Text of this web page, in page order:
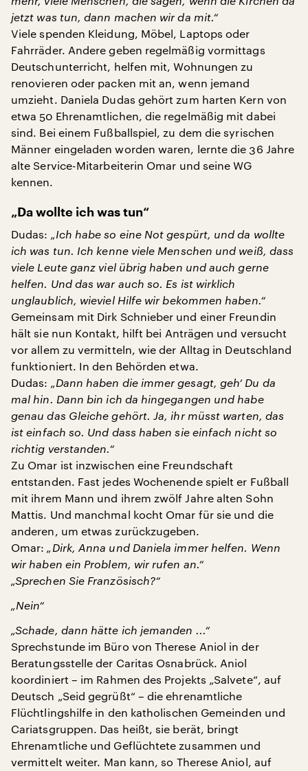
jetzt was tun, dann machen wir da mit.“
Viele spenden Kleidung, Möbel, Laptops oder
Fahrräder. Andere geben regelmäßig vormittags
Deutschunterricht, helfen mit, Wohnungen zu
renovieren oder packen mit an, wenn jemand
umzieht. Daniela Dudas gehört zum harten Kern von
etwa 50 Ehrenamtlichen, die regelmäßig mit dabei
sind. Bei einem Fußballspiel, zu dem die syrischen
Männer eingeladen worden waren, lernte die 36 Jahre
alte Service-Mitarbeiterin Omar und seine WG
kennen.
„Da wollte ich was tun“
Dudas: „Ich habe so eine Not gespürt, und da wollte
ich was tun. Ich kenne viele Menschen und weiß, dass
viele Leute ganz viel übrig haben und auch gerne
helfen. Und das war auch so. Es ist wirklich
unglaublich, wieviel Hilfe wir bekommen haben.“
Gemeinsam mit Dirk Schnieber und einer Freundin
hält sie nun Kontakt, hilft bei Anträgen und versucht
vor allem zu vermitteln, wie der Alltag in Deutschland
funktioniert. In den Behörden etwa.
Dudas: „Dann haben die immer gesagt, geh‘ Du da
mal hin. Dann bin ich da hingegangen und habe
genau das Gleiche gehört. Ja, ihr müsst warten, das
ist einfach so. Und dass haben sie einfach nicht so
richtig verstanden.“
Zu Omar ist inzwischen eine Freundschaft
entstanden. Fast jedes Wochenende spielt er Fußball
mit ihrem Mann und ihrem zwölf Jahre alten Sohn
Mattis. Und manchmal kocht Omar für sie und die
anderen, um etwas zurückzugeben.
Omar: „Dirk, Anna und Daniela immer helfen. Wenn
wir haben ein Problem, wir rufen an.“
„Sprechen Sie Französisch?“
„Nein“
„Schade, dann hätte ich jemanden ...“
Sprechstunde im Büro von Therese Aniol in der
Beratungsstelle der Caritas Osnabrück. Aniol
koordiniert – im Rahmen des Projekts „Salvete“, auf
Deutsch „Seid gegrüßt“ – die ehrenamtliche
Flüchtlingshilfe in den katholischen Gemeinden und
Cariatsgruppen. Das heißt, sie berät, bringt
Ehrenamtliche und Geflüchtete zusammen und
vermittelt weiter. Man kann, so Therese Aniol, auf